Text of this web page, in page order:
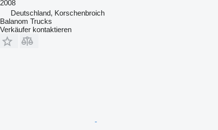
2008
Deutschland, Korschenbroich
Balanom Trucks
Verkäufer kontaktieren